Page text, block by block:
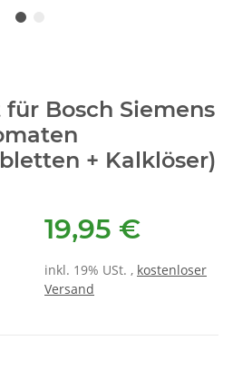
für Bosch Siemens
+ Kalklöser)
19,95 €
inkl. 19% USt. , kostenloser
Versand